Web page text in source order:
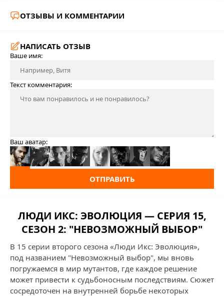
ОТЗЫВЫ И КОММЕНТАРИИ
НАПИСАТЬ ОТЗЫВ
Ваше имя:
Текст комментария:
Ваш аватар:
ОТПРАВИТЬ
ЛЮДИ ИКС: ЭВОЛЮЦИЯ — СЕРИЯ 15,
СЕЗОН 2: "НЕВОЗМОЖНЫЙ ВЫБОР"
В 15 серии второго сезона «Люди Икс: Эволюция»,
под названием "Невозможный выбор", мы вновь
погружаемся в мир мутантов, где каждое решение
может привести к судьбоносным последствиям. Сюжет
сосредоточен на внутренней борьбе некоторых